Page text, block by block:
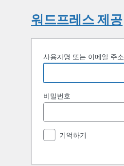
워드프레스 제공
사용자명 또는 이메일 주소
비밀번호
기억하기